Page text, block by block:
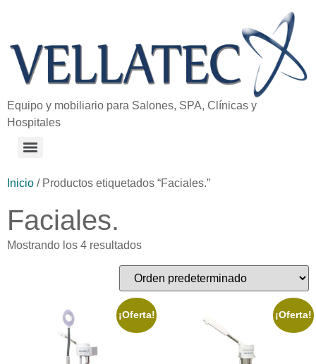
Equipo y mobiliario para Salones, SPA, Clínicas y
Hospitales
Inicio / Productos etiquetados “Faciales.”
Faciales.
Mostrando los 4 resultados
¡Oferta! ¡Oferta!